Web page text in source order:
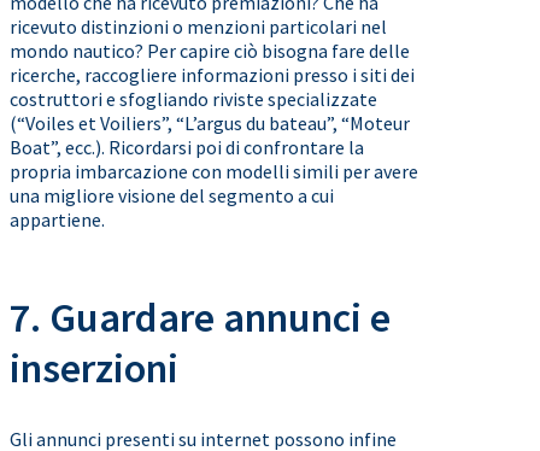
ricevuto distinzioni o menzioni particolari nel
mondo nautico? Per capire ciò bisogna fare delle
ricerche, raccogliere informazioni presso i siti dei
costruttori e sfogliando riviste specializzate
(“Voiles et Voiliers”, “L’argus du bateau”, “Moteur
Boat”, ecc.). Ricordarsi poi di confrontare la
propria imbarcazione con modelli simili per avere
una migliore visione del segmento a cui
appartiene.
7. Guardare annunci e
inserzioni
Gli annunci presenti su internet possono infine